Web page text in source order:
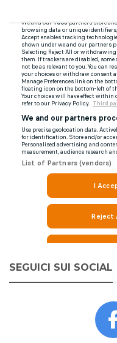
SEGUICI SUI SOCIAL